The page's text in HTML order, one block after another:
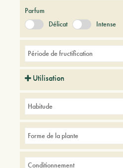
Parfum
Délicat
Intense
Période de fructification
Utilisation
intérieur
Parcs Petits jardins
Habitude
Forme de la plante
Conditionnement